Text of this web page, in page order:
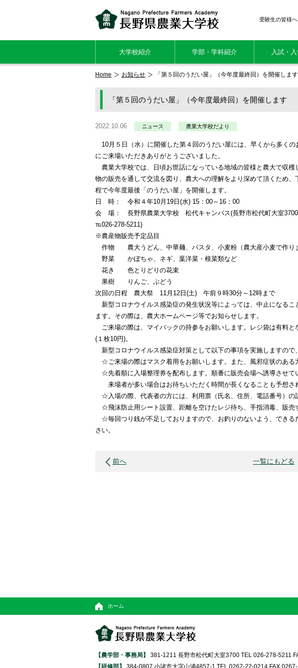
受験生の皆様へ
大学校紹介 学部・学科紹介 入試・
Home お知らせ 「第５回のうだい屋」（今年度最終回）を開催します
「第５回のうだい屋」（今年度最終回）を開催します
2022.10.06 ニュース 農業大学校だより
10月５日（水）に開催した第４回のうだい屋には、早くから多くの
にご来場いただきありがとうございました。
農業大学校では、日頃お世話になっている地域の皆様と農大で収穫
物の販売を通して交流を図り、農大への理解をより深めて頂くため、
程で今年度最後「のうだい屋」を開催します。
日 時： 令和４年10月19日(水) 15：00～16：00
会 場： 長野県農業大学校 松代キャンパス(長野市松代町大室
℡026-278-5211)
※農産物販売予定品目
作物 農大うどん、中華麺、パスタ、小麦粉（農大産小麦で作り
野菜 かぼちゃ、ネギ、葉洋菜・根菜類など
花き 色とりどりの花束
果樹 りんご、ぶどう
次回の日程 農大祭 11月12日(土) 午前９時30分～12時まで
新型コロナウイルス感染症の発生状況等によっては、中止になるこ
ます。その際は、農大ホームページ等でお知らせします。
ご来場の際は、マイバックの持参をお願いします。レジ袋は有料と
(１枚10円)。
新型コロナウイルス感染症対策として以下の事項を実施しますので
☆ご来場の際はマスク着用をお願いします。また、風邪症状のある
☆先着順に入場整理券を配布します。順番に販売会場へ誘導させて
来場者が多い場合はお待ちいただく時間が長くなることも予想さ
☆入場の際、代表者の方には、利用票（氏名、住所、電話番号）の
☆飛沫防止用シート設置、距離を空けたレジ待ち、手指消毒、販売
☆毎回つり銭が不足しておりますので、お釣りのないよう、できる
さい。
前へ 一覧にもどる
ホーム
【農学部・事務局】 381-1211 長野市松代町大室3700 TEL 026-278-5211
【研修部】
384-0807 小諸市大字山浦4857-1 TEL 0267-22-0214 FAX